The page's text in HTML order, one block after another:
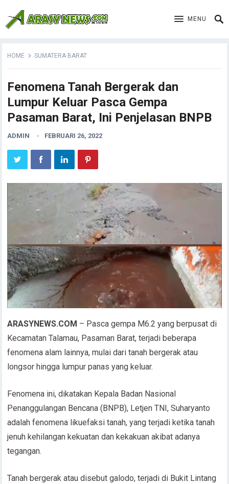
MENU
HOME SUMATERA BARAT
Fenomena Tanah Bergerak dan
Lumpur Keluar Pasca Gempa
Pasaman Barat, Ini Penjelasan BNPB
ADMIN FEBRUARI 26, 2022
ARASYNEWS.COM – Pasca gempa M6.2 yang berpusat di
Kecamatan Talamau, Pasaman Barat, terjadi beberapa
fenomena alam lainnya, mulai dari tanah bergerak atau
longsor hingga lumpur panas yang keluar.
Fenomena ini, dikatakan Kepala Badan Nasional
Penanggulangan Bencana (BNPB), Letjen TNI, Suharyanto
adalah fenomena likuefaksi tanah, yang terjadi ketika tanah
jenuh kehilangan kekuatan dan kekakuan akibat adanya
tegangan.
Tanah bergerak atau disebut galodo, terjadi di Bukit Lintang